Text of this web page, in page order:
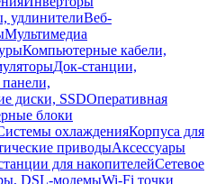
удлинителиВеб-
Мультимедиа
Компьютерные кабели,
Док-станции,
диски, SSDОперативная
блоки
охлажденияКорпуса для
приводыАксессуары
для накопителейСетевое
DSL-модемыWi-Fi точки